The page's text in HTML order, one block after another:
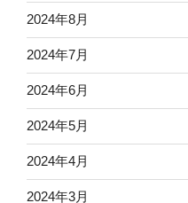
2024年8月
2024年7月
2024年6月
2024年5月
2024年4月
2024年3月